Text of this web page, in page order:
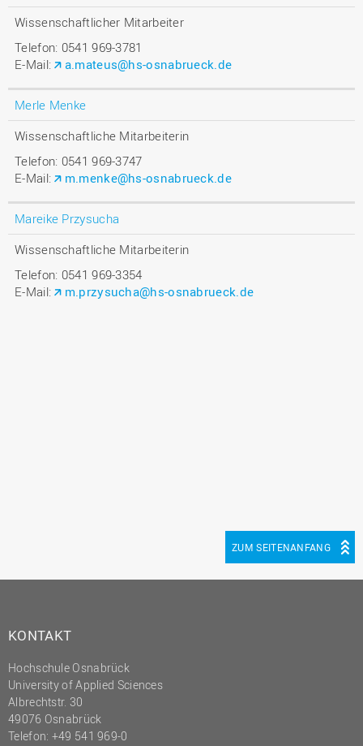
Wissenschaftlicher Mitarbeiter
Telefon: 0541 969-3781
E-Mail:
a.mateus@hs-osnabrueck.de
Merle Menke
Wissenschaftliche Mitarbeiterin
Telefon: 0541 969-3747
E-Mail:
m.menke@hs-osnabrueck.de
Mareike Przysucha
Wissenschaftliche Mitarbeiterin
Telefon: 0541 969-3354
E-Mail:
m.przysucha@hs-osnabrueck.de
ZUM SEITENANFANG
KONTAKT
Hochschule Osnabrück
University of Applied Sciences
Albrechtstr. 30
49076 Osnabrück
Telefon: +49 541 969-0